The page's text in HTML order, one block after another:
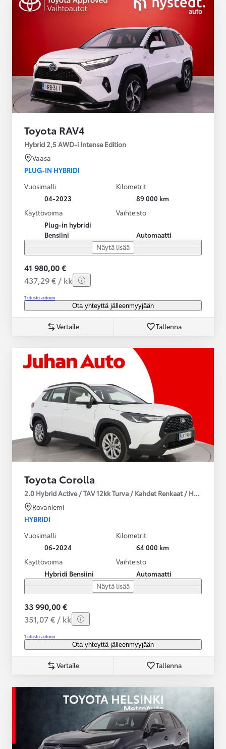
Toyota RAV4
Hybrid 2,5 AWD-i Intense Edition
Vaasa
PLUG-IN HYBRIDI
Vuosimalli
04-2023
Kilometrit
89 000 km
Käyttövoima
Plug-in hybridi
Bensiini
Vaihteisto
Automaatti
Näytä lisää
41 980,00 €
437,29 € / kk
Tutustu autoon
Ota yhteyttä jälleenmyyjään
Vertaile Tallenna
Toyota Corolla
2.0 Hybrid Active / TAV 12kk Turva / Kahdet Renkaat /
Rovaniemi
HYBRIDI
Vuosimalli
06-2024
Kilometrit
64 000 km
Käyttövoima
Hybridi Bensiini
Vaihteisto
Automaatti
Näytä lisää
33 990,00 €
351,07 € / kk
Tutustu autoon
Ota yhteyttä jälleenmyyjään
Vertaile Tallenna